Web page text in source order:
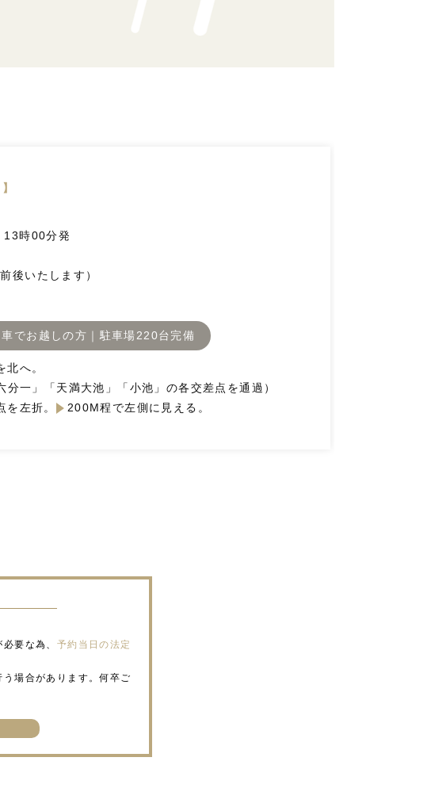
13時00分発
後いたします）
車でお越しの方｜駐車場220台完備
北へ。
分一」「天満大池」「小池」の各交差点を通過）
を左折。
200M程で左側に見える。
要な為、 予約当日の法定
場合があります。何卒ご